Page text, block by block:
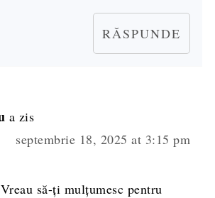
RĂSPUNDE
a zis
septembrie 18, 2025 at 3:15 pm
să-ți mulțumesc pentru